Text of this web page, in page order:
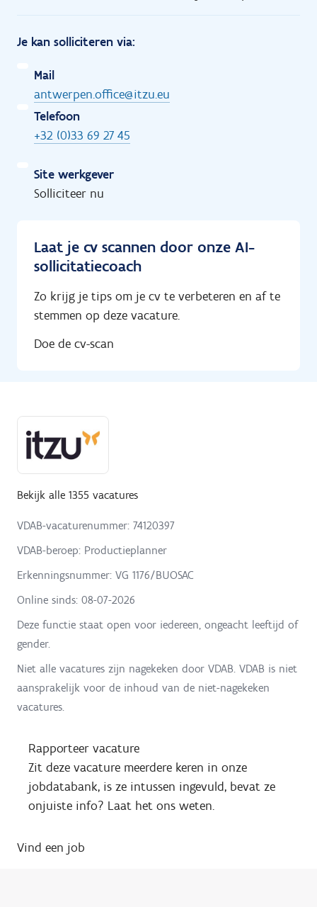
Je kan solliciteren via:
Mail
antwerpen.office@itzu.eu
Telefoon
+32 (0)33 69 27 45
Site werkgever
Solliciteer nu
Laat je cv scannen door onze AI-
sollicitatiecoach
Zo krijg je tips om je cv te verbeteren en af te
stemmen op deze vacature.
Doe de cv-scan
Bekijk alle 1355 vacatures
VDAB-vacaturenummer: 74120397
VDAB-beroep: Productieplanner
Erkenningsnummer: VG 1176/BUOSAC
Online sinds: 08-07-2026
Deze functie staat open voor iedereen, ongeacht leeftijd of
gender.
Niet alle vacatures zijn nagekeken door VDAB. VDAB is niet
aansprakelijk voor de inhoud van de niet-nagekeken
vacatures.
Rapporteer vacature
Zit deze vacature meerdere keren in onze
jobdatabank, is ze intussen ingevuld, bevat ze
onjuiste info? Laat het ons weten.
Vind een job